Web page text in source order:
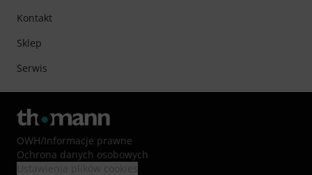
Kontakt
Sklep
Serwis
OWH/Informacje prawne
Ochrona danych osobowych